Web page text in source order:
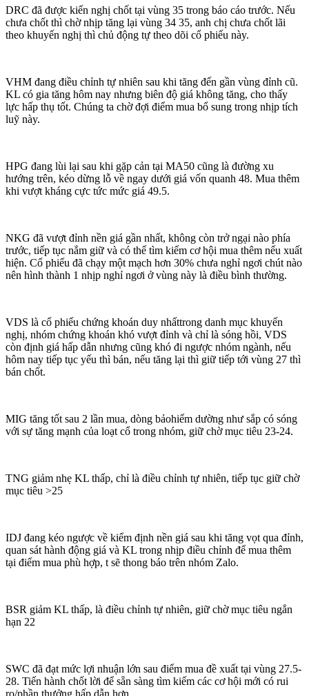
DRC đã được kiến nghị chốt tại vùng 35 trong báo cáo trước. Nếu
chưa chốt thì chờ nhịp tăng lại vùng 34 35, anh chị chưa chốt lãi
theo khuyến nghị thì chủ động tự theo dõi cổ phiếu này.
VHM đang điều chỉnh tự nhiên sau khi tăng đến gần vùng đỉnh cũ.
KL có gia tăng hôm nay nhưng biên độ giá không tăng, cho thấy
lực hấp thụ tốt. Chúng ta chờ đợi điểm mua bổ sung trong nhịp tích
luỹ này.
HPG đang lùi lại sau khi gặp cản tại MA50 cũng là đường xu
hướng trên, kéo dừng lỗ về ngay dưới giá vốn quanh 48. Mua thêm
khi vượt kháng cực tức mức giá 49.5.
NKG đã vượt đỉnh nền giá gần nhất, không còn trở ngại nào phía
trước, tiếp tục nắm giữ và có thể tìm kiếm cơ hội mua thêm nếu xuất
hiện. Cổ phiếu đã chạy một mạch hơn 30% chưa nghỉ ngơi chút nào
nên hình thành 1 nhịp nghỉ ngơi ở vùng này là điều bình thường.
VDS là cổ phiếu chứng khoán duy nhấttrong danh mục khuyến
nghị, nhóm chứng khoán khó vượt đỉnh và chỉ là sóng hồi, VDS
còn định giá hấp dẫn nhưng cũng khó đi ngược nhóm ngành, nếu
hôm nay tiếp tục yếu thì bán, nếu tăng lại thì giữ tiếp tới vùng 27 thì
bán chốt.
MIG tăng tốt sau 2 lần mua, dòng bảohiểm dường như sắp có sóng
với sự tăng mạnh của loạt cổ trong nhóm, giữ chờ mục tiêu 23-24.
TNG giảm nhẹ KL thấp, chỉ là điều chỉnh tự nhiên, tiếp tục giữ chờ
mục tiêu >25
IDJ đang kéo ngược về kiểm định nền giá sau khi tăng vọt qua đỉnh,
quan sát hành động giá và KL trong nhịp điều chỉnh để mua thêm
tại điểm mua phù hợp, t sẽ thong báo trên nhóm Zalo.
BSR giảm KL thấp, là điều chỉnh tự nhiên, giữ chờ mục tiêu ngắn
hạn 22
SWC đã đạt mức lợi nhuận lớn sau điểm mua đề xuất tại vùng 27.5-
28. Tiến hành chốt lời để sẵn sàng tìm kiếm các cơ hội mới có rui
ro/phần thưởng hấp dẫn hơn.